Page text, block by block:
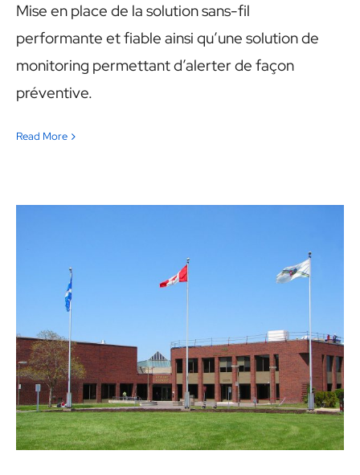
Mise en place de la solution sans-fil
performante et fiable ainsi qu’une solution de
monitoring permettant d’alerter de façon
préventive.
Read More
Ville de Dollard-des-Ormeaux